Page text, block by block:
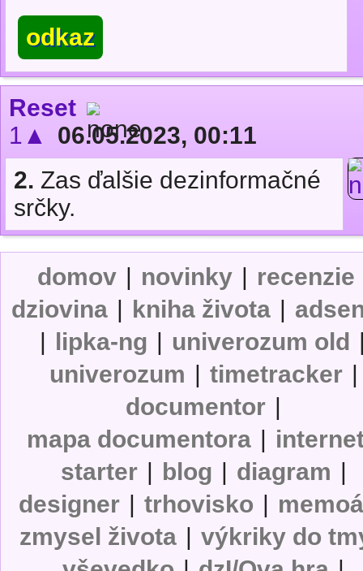
odkaz
Reset
1▲
06.05.2023, 00:11
2. Zas ďalšie dezinformačné
srčky.
domov | novinky | recenzie
dziovina | kniha života |
| lipka-ng | univerozum old
univerozum | timetracker |
documentor |
mapa documentora |
starter | blog | diagram |
designer | trhovisko |
zmysel života | výkriky do